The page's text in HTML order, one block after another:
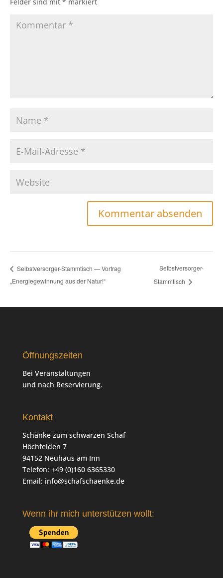
Selbstversorger-Stammtisch — Vortrag
„Energiegewinnung aus der Natur!“
Selbstversorger-
Stammtisch
Öffnungszeiten
Bei Veranstaltungen
und nach Reservierung.
Kontakt
Schänke zum schwarzen Schaf
Höchfelden 7
94152 Neuhaus am Inn
Telefon: +49 (0)160 6365330
Email: info@schafschaenke.de
Wenn ihr mich unterstützen wollt: